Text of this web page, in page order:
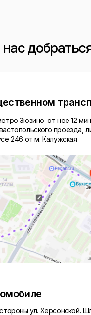
Зюзино, от нее 12
проезда,
246 от м. Калужская
ул. Херсонской.